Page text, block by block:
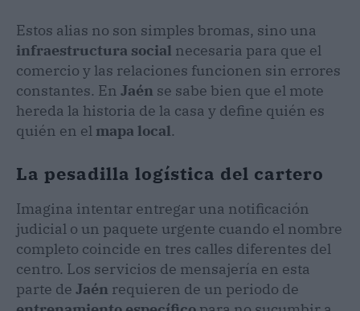
Estos alias no son simples bromas, sino una
infraestructura social necesaria para que el
comercio y las relaciones funcionen sin errores
constantes. En Jaén se sabe bien que el mote
hereda la historia de la casa y define quién es
quién en el mapa local.
La pesadilla logística del cartero
Imagina intentar entregar una notificación
judicial o un paquete urgente cuando el nombre
completo coincide en tres calles diferentes del
centro. Los servicios de mensajería en esta
parte de Jaén requieren de un periodo de